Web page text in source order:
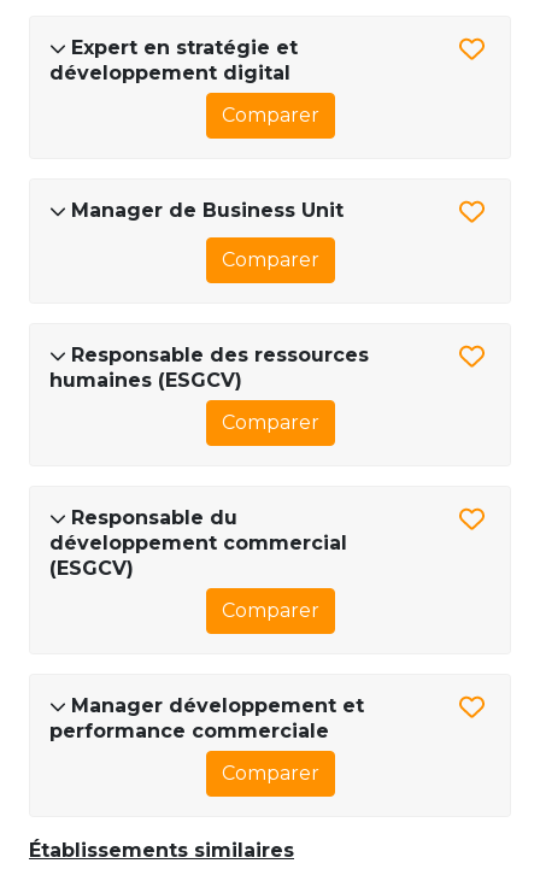
Expert en stratégie et
développement digital
Comparer
Manager de Business Unit
Comparer
Responsable des ressources
humaines (ESGCV)
Comparer
Responsable du
développement commercial
(ESGCV)
Comparer
Manager développement et
performance commerciale
Comparer
Établissements similaires